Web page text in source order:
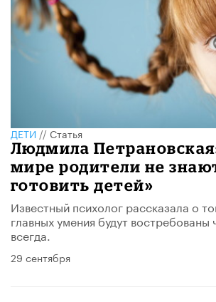
ДЕТИ//Статья
Людмила
мире родители не
готовить детей»
Известный психолог рассказала о
главных умения будут востребованы
всегда.
29 сентября